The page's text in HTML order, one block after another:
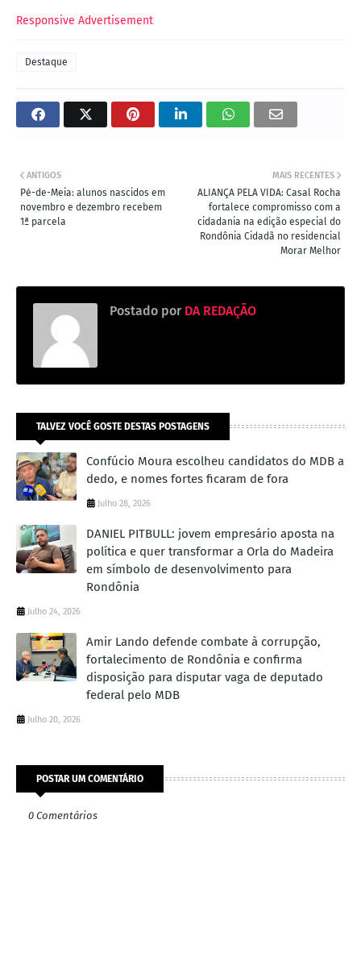
Responsive Advertisement
Destaque
MAIS RECENTES
ALIANÇA PELA VIDA: Casal Rocha
fortalece compromisso com a
cidadania na edição especial do
Rondônia Cidadã no residencial
Morar Melhor
ANTIGOS
Pé-de-Meia: alunos nascidos em
novembro e dezembro recebem
1ª parcela
Postado por DA REDAÇÃO
TALVEZ VOCÊ GOSTE DESTAS POSTAGENS
Confúcio Moura escolheu candidatos do MDB a
dedo, e nomes fortes ficaram de fora
Julho 28, 2026
DANIEL PITBULL: jovem empresário aposta na
política e quer transformar a Orla do Madeira
em símbolo de desenvolvimento para
Rondônia
Julho 24, 2026
Amir Lando defende combate à corrupção,
fortalecimento de Rondônia e confirma
disposição para disputar vaga de deputado
federal pelo MDB
Julho 20, 2026
POSTAR UM COMENTÁRIO
0 Comentários